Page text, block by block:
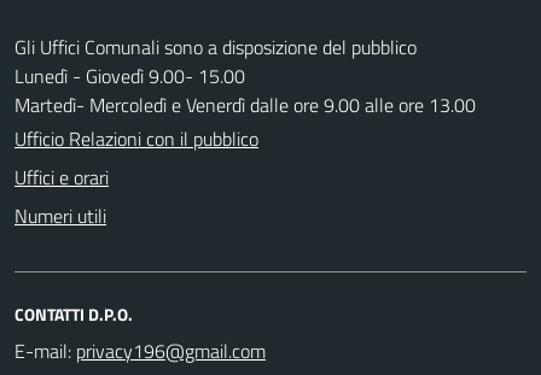
Gli Uffici Comunali sono a disposizione del pubblico
Lunedì - Giovedì 9.00- 15.00
Martedì- Mercoledì e Venerdì dalle ore 9.00 alle ore 13.00
Ufficio Relazioni con il pubblico
Uffici e orari
Numeri utili
CONTATTI D.P.O.
E-mail: